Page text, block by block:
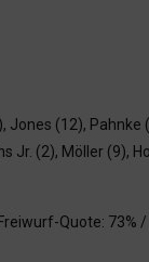
(12), Pahnke
Jr. (2), Möller (9),
Quote: 73%